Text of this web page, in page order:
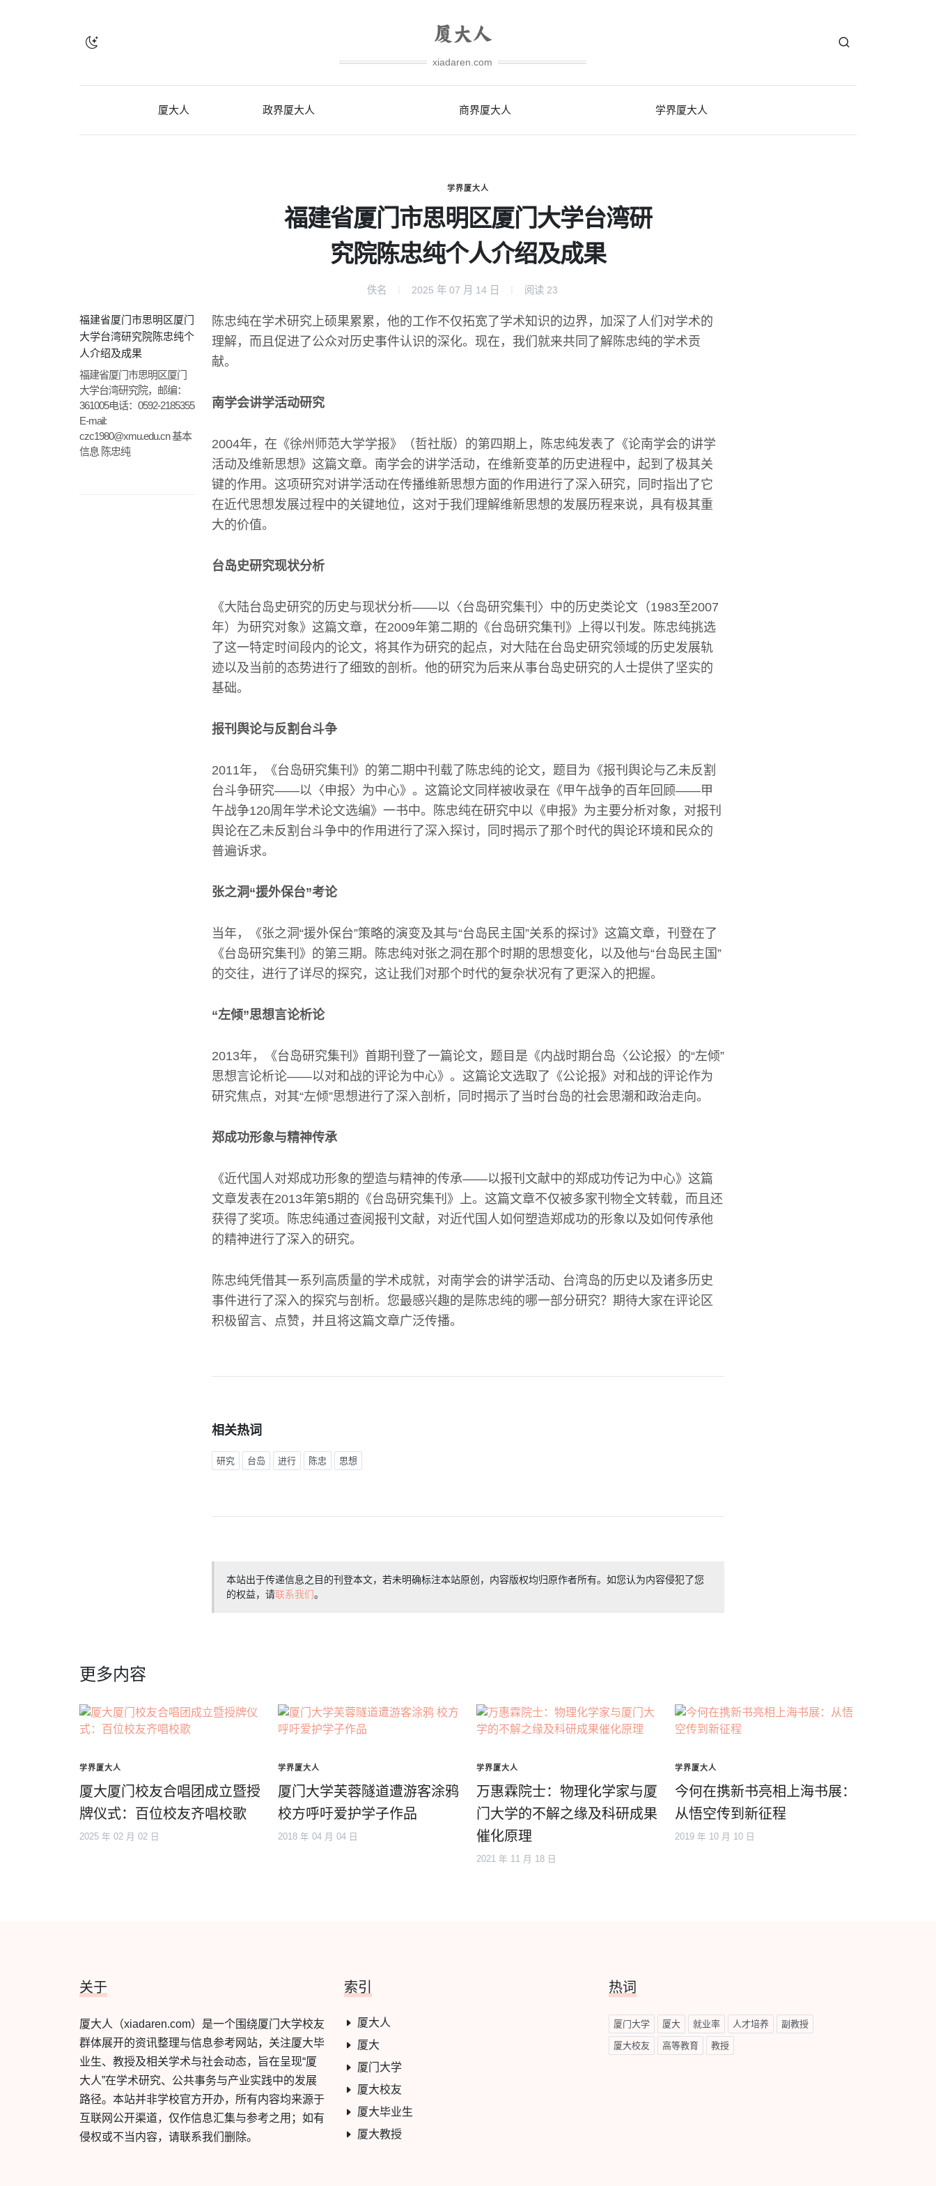
xiadaren.com
厦大人 政界厦大人 商界厦大人 学界厦大人
学界厦大人
福建省厦门市思明区厦门大学台湾研
究院陈忠纯个人介绍及成果
佚名 2025 年 07 月 14 日 阅读 23
福建省厦门市思明区厦门
大学台湾研究院陈忠纯个
人介绍及成果
福建省厦门市思明区厦门
大学台湾研究院，邮编：
361005电话：0592-2185355
E-mail:
czc1980@xmu.edu.cn基本
信息 陈忠纯
陈忠纯在学术研究上硕果累累，他的工作不仅拓宽了学术知识的边界，加深了人们对学术的
理解，而且促进了公众对历史事件认识的深化。现在，我们就来共同了解陈忠纯的学术贡
献。
南学会讲学活动研究
2004年，在《徐州师范大学学报》（哲社版）的第四期上，陈忠纯发表了《论南学会的讲学
活动及维新思想》这篇文章。南学会的讲学活动，在维新变革的历史进程中，起到了极其关
键的作用。这项研究对讲学活动在传播维新思想方面的作用进行了深入研究，同时指出了它
在近代思想发展过程中的关键地位，这对于我们理解维新思想的发展历程来说，具有极其重
大的价值。
台岛史研究现状分析
《大陆台岛史研究的历史与现状分析——以〈台岛研究集刊〉中的历史类论文（1983至2007
年）为研究对象》这篇文章，在2009年第二期的《台岛研究集刊》上得以刊发。陈忠纯挑选
了这一特定时间段内的论文，将其作为研究的起点，对大陆在台岛史研究领域的历史发展轨
迹以及当前的态势进行了细致的剖析。他的研究为后来从事台岛史研究的人士提供了坚实的
基础。
报刊舆论与反割台斗争
2011年，《台岛研究集刊》的第二期中刊载了陈忠纯的论文，题目为《报刊舆论与乙未反割
台斗争研究——以〈申报〉为中心》。这篇论文同样被收录在《甲午战争的百年回顾——甲
午战争120周年学术论文选编》一书中。陈忠纯在研究中以《申报》为主要分析对象，对报刊
舆论在乙未反割台斗争中的作用进行了深入探讨，同时揭示了那个时代的舆论环境和民众的
普遍诉求。
张之洞“援外保台”考论
当年，《张之洞“援外保台”策略的演变及其与“台岛民主国”关系的探讨》这篇文章，刊登在了
《台岛研究集刊》的第三期。陈忠纯对张之洞在那个时期的思想变化，以及他与“台岛民主国”
的交往，进行了详尽的探究，这让我们对那个时代的复杂状况有了更深入的把握。
“左倾”思想言论析论
2013年，《台岛研究集刊》首期刊登了一篇论文，题目是《内战时期台岛〈公论报〉的“左倾”
思想言论析论——以对和战的评论为中心》。这篇论文选取了《公论报》对和战的评论作为
研究焦点，对其“左倾”思想进行了深入剖析，同时揭示了当时台岛的社会思潮和政治走向。
郑成功形象与精神传承
《近代国人对郑成功形象的塑造与精神的传承——以报刊文献中的郑成功传记为中心》这篇
文章发表在2013年第5期的《台岛研究集刊》上。这篇文章不仅被多家刊物全文转载，而且还
获得了奖项。陈忠纯通过查阅报刊文献，对近代国人如何塑造郑成功的形象以及如何传承他
的精神进行了深入的研究。
陈忠纯凭借其一系列高质量的学术成就，对南学会的讲学活动、台湾岛的历史以及诸多历史
事件进行了深入的探究与剖析。您最感兴趣的是陈忠纯的哪一部分研究？期待大家在评论区
积极留言、点赞，并且将这篇文章广泛传播。
相关热词
研究 台岛 进行 陈忠 思想
本站出于传递信息之目的刊登本文，若未明确标注本站原创，内容版权均归原作者所有。如您认为内容侵犯了您
的权益，请联系我们。
更多内容
学界厦大人
厦大厦门校友合唱团成立暨授
牌仪式：百位校友齐唱校歌
2025 年 02 月 02 日
学界厦大人
厦门大学芙蓉隧道遭游客涂鸦
校方呼吁爱护学子作品
2018 年 04 月 04 日
学界厦大人
万惠霖院士：物理化学家与厦
门大学的不解之缘及科研成果
催化原理
2021 年 11 月 18 日
学界厦大人
今何在携新书亮相上海书展：
从悟空传到新征程
2019 年 10 月 10 日
关于
厦大人（xiadaren.com）是一个围绕厦门大学校友
群体展开的资讯整理与信息参考网站，关注厦大毕
业生、教授及相关学术与社会动态，旨在呈现“厦
大人”在学术研究、公共事务与产业实践中的发展
路径。本站并非学校官方开办，所有内容均来源于
互联网公开渠道，仅作信息汇集与参考之用；如有
侵权或不当内容，请联系我们删除。
索引
厦大人
厦大
厦门大学
厦大校友
厦大毕业生
厦大教授
热词
厦门大学 厦大 就业率 人才培养 副教授
厦大校友 高等教育 教授